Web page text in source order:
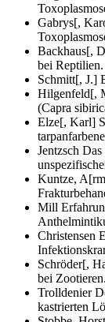
Gabrys[,
Backhaus[,
bei Reptilien.
Schmitt[, J.]
Hilgenfeld[,
(Capra
Elze[, Karl]
Jentzsch Das
Kuntze,
Mill
Christensen
Schröder[,
bei Zootieren.
Trolldenier
kastrierten